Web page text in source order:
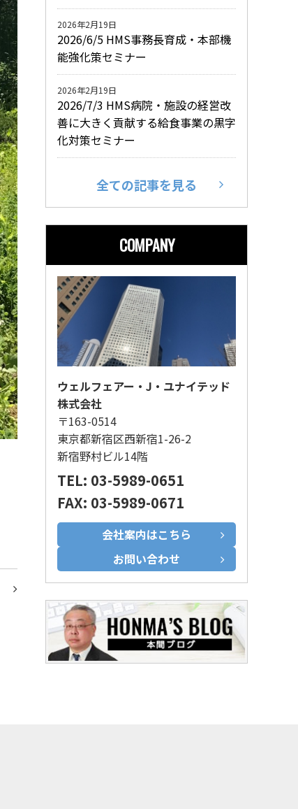
2026/6/5 HMS事務長育成・本部機
能強化策セミナー
2026年2月19日
2026/7/3 HMS病院・施設の経営改
善に大きく貢献する給食事業の黒字
化対策セミナー
2026年2月19日
全ての記事を見る
COMPANY
ウェルフェアー・J・ユナイテッド
株式会社
〒163-0514
東京都新宿区西新宿1-26-2
新宿野村ビル14階
TEL: 03-5989-0651
FAX: 03-5989-0671
会社案内はこちら
お問い合わせ